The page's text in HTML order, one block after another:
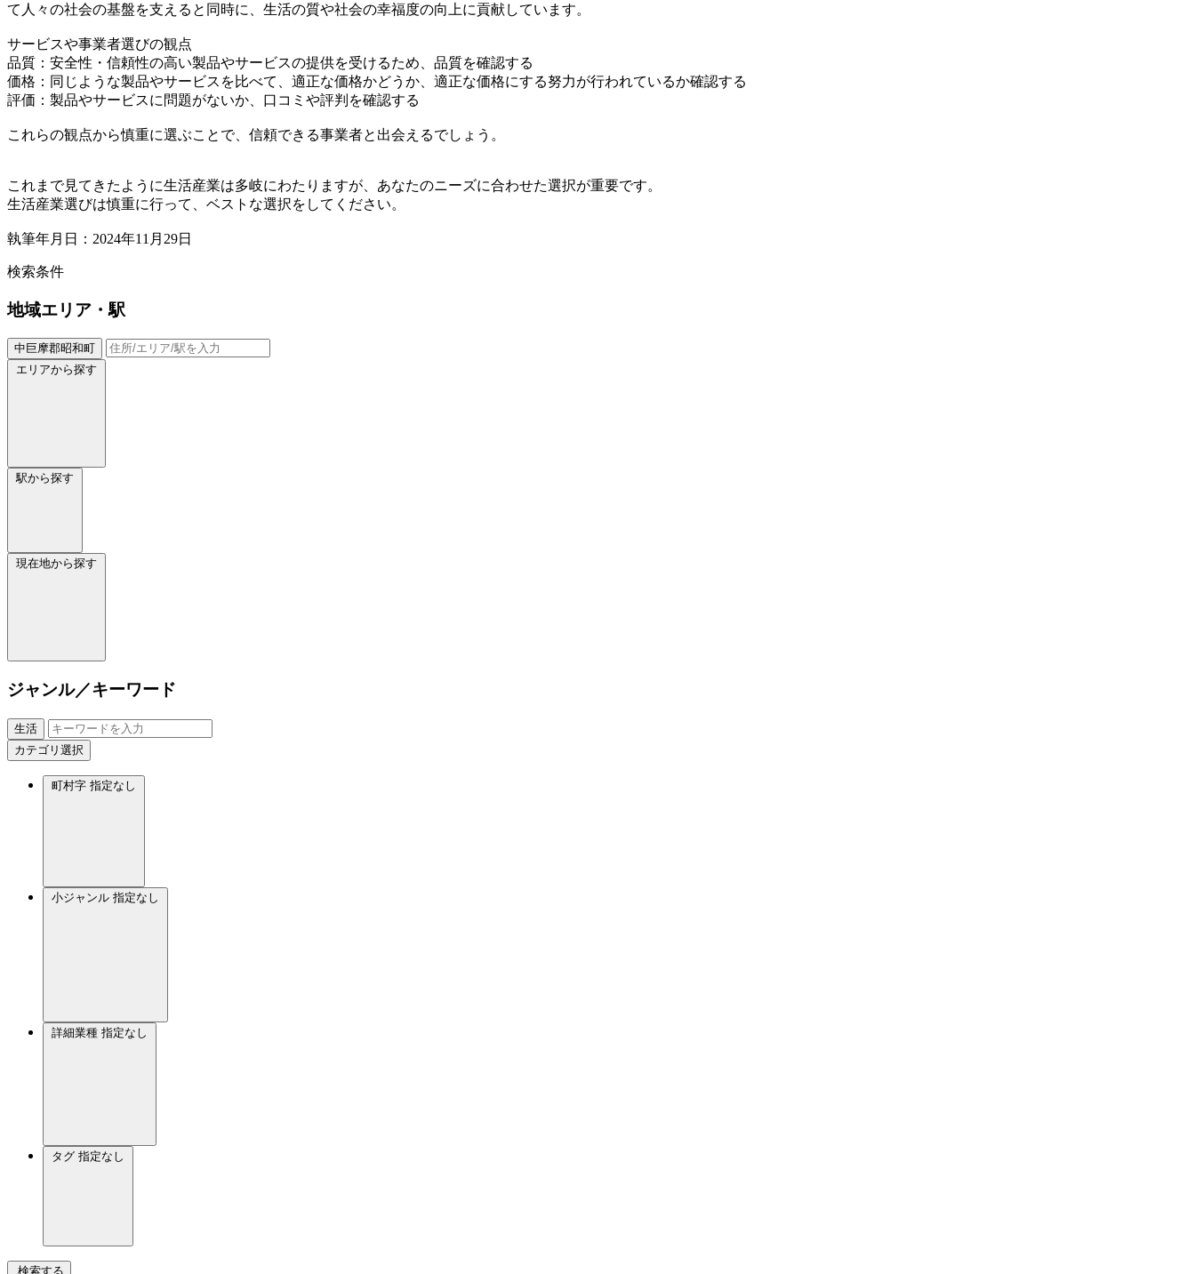
て人々の社会の基盤を支えると同時に、生活の質や社会の幸福度の向上に貢献しています。
サービスや事業者選びの観点
品質：安全性・信頼性の高い製品やサービスの提供を受けるため、品質を確認する
価格：同じような製品やサービスを比べて、適正な価格かどうか、適正な価格にする努力が行われているか確認する
評価：製品やサービスに問題がないか、口コミや評判を確認する
これらの観点から慎重に選ぶことで、信頼できる事業者と出会えるでしょう。
これまで見てきたように生活産業は多岐にわたりますが、あなたのニーズに合わせた選択が重要です。
生活産業選びは慎重に行って、ベストな選択をしてください。
執筆年月日：2024年11月29日
検索条件
地域エリア・駅
中巨摩郡昭和町
エリアから探す
駅から探す
現在地から探す
ジャンル／キーワード
生活
カテゴリ選択
町村字 指定なし
小ジャンル 指定なし
詳細業種 指定なし
タグ 指定なし
検索する